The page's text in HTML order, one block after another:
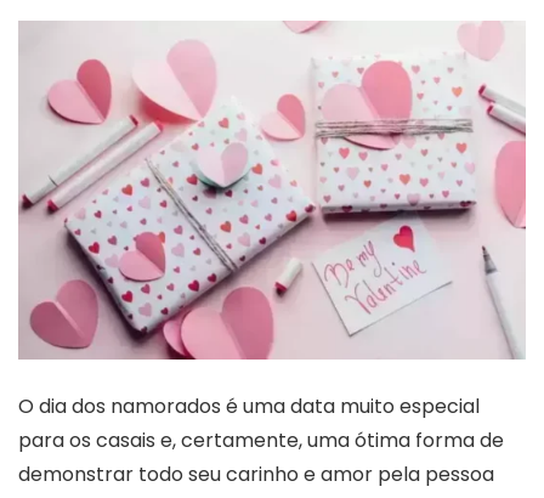
O dia dos namorados é uma data muito especial
para os casais e, certamente, uma ótima forma de
demonstrar todo seu carinho e amor pela pessoa